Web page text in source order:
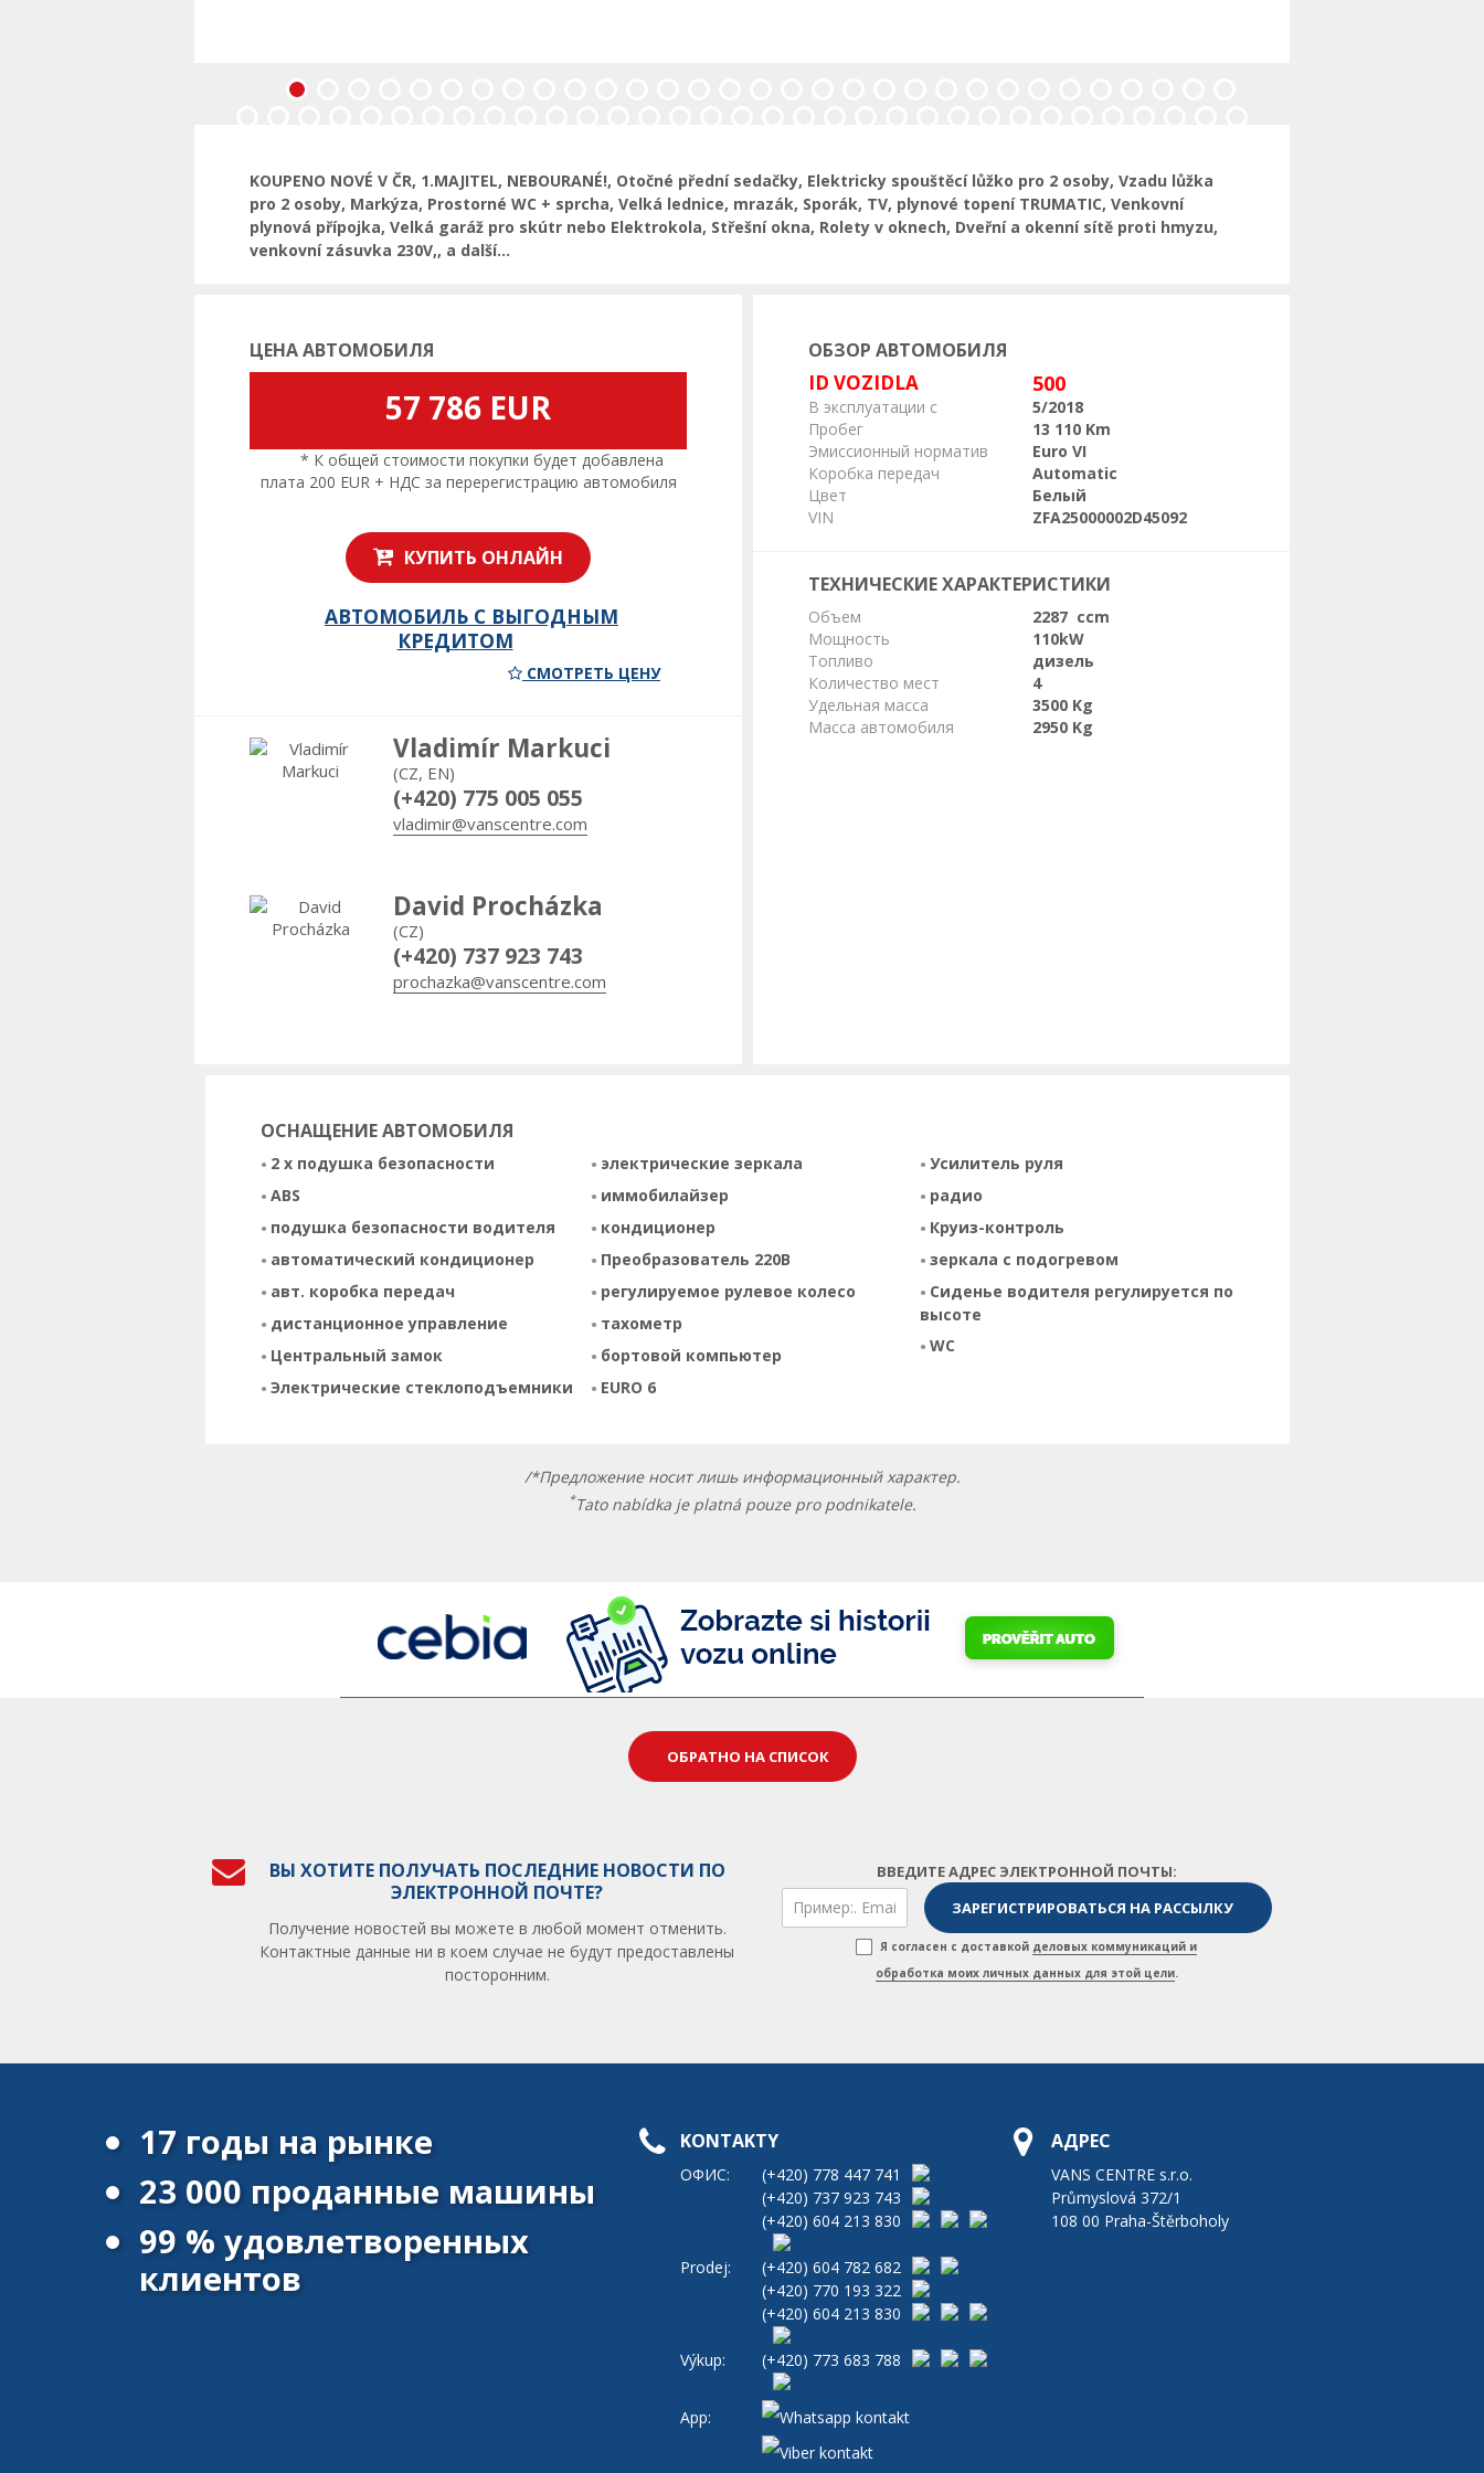
Предыдущая
KOUPENO NOVÉ V ČR, 1.MAJITEL, NEBOURANÉ!, Otočné přední sedačky, Elektricky spouštěcí lůžko pro 2 osoby, Vzadu lůžka
pro 2 osoby, Markýza, Prostorné WC + sprcha, Velká lednice, mrazák, Sporák, TV, plynové topení TRUMATIC, Venkovní
plynová přípojka, Velká garáž pro skútr nebo Elektrokola, Střešní okna, Rolety v oknech, Dveřní a okenní sítě proti hmyzu,
venkovní zásuvka 230V,, a další...
ЦЕНА АВТОМОБИЛЯ
57 786 EUR
* К общей стоимости покупки будет добавлена
плата 200 EUR + НДС за перерегистрацию автомобиля
КУПИТЬ ОНЛАЙН
АВТОМОБИЛЬ С ВЫГОДНЫМ
КРЕДИТОМ
СМОТРЕТЬ ЦЕНУ
Vladimír Markuci
(CZ, EN)
(+420) 775 005 055
vladimir@vanscentre.com
David Procházka
(CZ)
(+420) 737 923 743
prochazka@vanscentre.com
ОБЗОР АВТОМОБИЛЯ
ID VOZIDLA 500
В эксплуатации с
5/2018
Пробег
13 110 Km
Эмиссионный норматив
Euro VI
Коробка передач
Automatic
Цвет
Белый
VIN
ZFA25000002D45092
ТЕХНИЧЕСКИЕ ХАРАКТЕРИСТИКИ
Объем
2287 ccm
Мощность
110kW
Топливо
дизель
Количество мест
4
Удельная масса
3500 Kg
Масса автомобиля
2950 Kg
ОСНАЩЕНИЕ АВТОМОБИЛЯ
2 x подушка безопасности
ABS
подушка безопасности водителя
автоматический кондиционер
авт. коробка передач
дистанционное управление
Центральный замок
Электрические стеклоподъемники
электрические зеркала
иммобилайзер
кондиционер
Преобразователь 220В
регулируемое рулевое колесо
тахометр
бортовой компьютер
EURO 6
Усилитель руля
радио
Круиз-контроль
зеркала с подогревом
Сиденье водителя регулируется по
высоте
WC
/*Предложение носит лишь информационный характер.
*Tato nabídka je platná pouze pro podnikatele.
ОБРАТНО НА СПИСОК
ВЫ ХОТИТЕ ПОЛУЧАТЬ ПОСЛЕДНИЕ НОВОСТИ ПО
ЭЛЕКТРОННОЙ ПОЧТЕ?
Получение новостей вы можете в любой момент отменить.
Контактные данные ни в коем случае не будут предоставлены
посторонним.
ВВЕДИТЕ АДРЕС ЭЛЕКТРОННОЙ ПОЧТЫ:
Я согласен с доставкой деловых коммуникаций и
обработка моих личных данных для этой цели.
17 годы на рынке
23 000 проданные машины
99 % удовлетворенных
клиентов
KONTAKTY
ОФИС: (+420) 778 447 741
(+420) 737 923 743
(+420) 604 213 830
Prodej: (+420) 604 782 682
(+420) 770 193 322
(+420) 604 213 830
Výkup: (+420) 773 683 788
App:
АДРЕС
VANS CENTRE s.r.o.
Průmyslová 372/1
108 00 Praha-Štěrboholy